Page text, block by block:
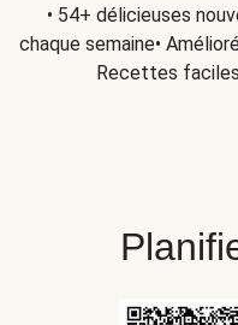
• 54+ délicieuses
chaque semaine•
Recettes